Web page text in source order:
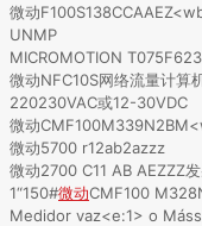
微动
UNMP
MICROMOTION
微动NFC10S网络流量计算
220230VAC或12-30VDC
微动
微动5700 r12ab2azzz
微动2700 C11 AB AEZZZ
1“150#微动CMF100
Medidor vaz<e:1> o